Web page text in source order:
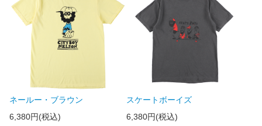
ネールー・ブラウン
6,380円(税込)
スケートボーイズ
6,380円(税込)